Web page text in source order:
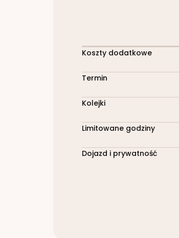
Koszty dodatkowe
Termin
Kolejki
Limitowane godziny
Dojazd i prywatność